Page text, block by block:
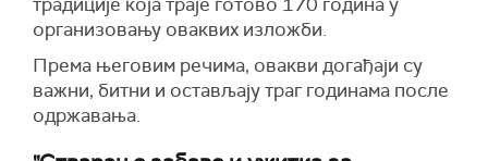
организовању оваквих изложби.
Према његовим речима, овакви догађаји су
важни, битни и остављају траг годинама после
одржавања.